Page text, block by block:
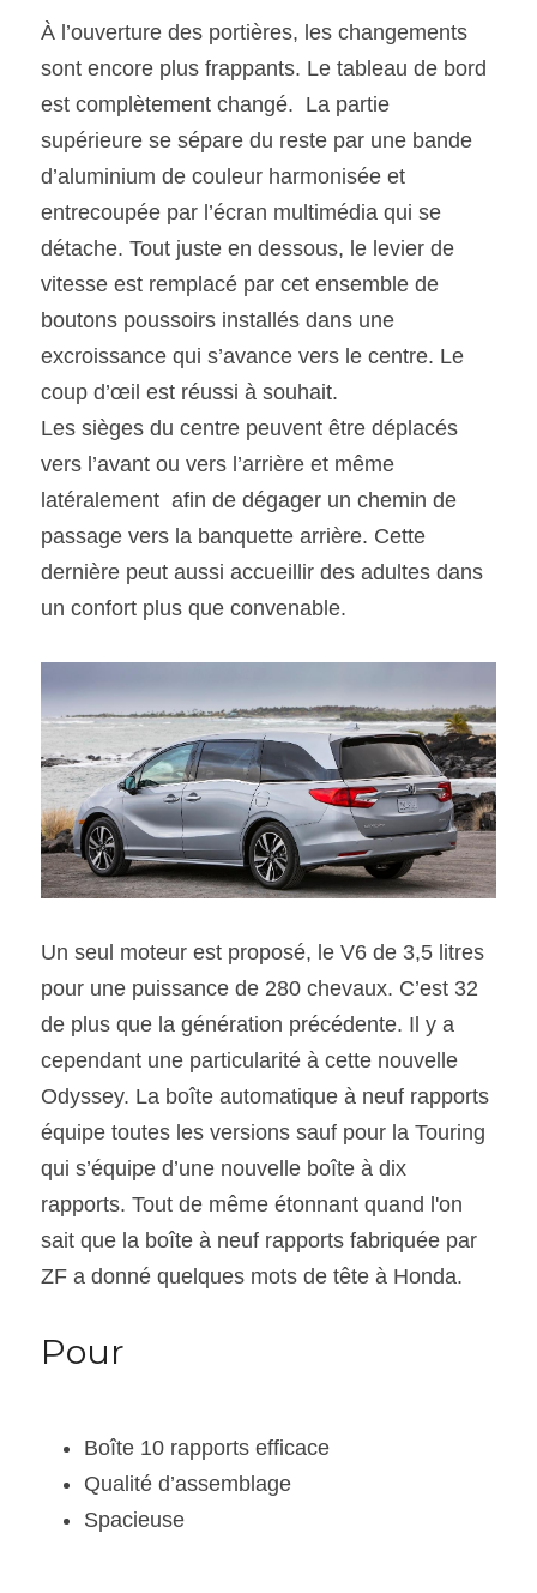
À l’ouverture des portières, les changements
sont encore plus frappants. Le tableau de bord
est complètement changé.  La partie
supérieure se sépare du reste par une bande
d’aluminium de couleur harmonisée et
entrecoupée par l’écran multimédia qui se
détache. Tout juste en dessous, le levier de
vitesse est remplacé par cet ensemble de
boutons poussoirs installés dans une
excroissance qui s’avance vers le centre. Le
coup d’œil est réussi à souhait.
Les sièges du centre peuvent être déplacés
vers l’avant ou vers l’arrière et même
latéralement  afin de dégager un chemin de
passage vers la banquette arrière. Cette
dernière peut aussi accueillir des adultes dans
un confort plus que convenable.
Un seul moteur est proposé, le V6 de 3,5 litres
pour une puissance de 280 chevaux. C’est 32
de plus que la génération précédente. Il y a
cependant une particularité à cette nouvelle
Odyssey. La boîte automatique à neuf rapports
équipe toutes les versions sauf pour la Touring
qui s’équipe d’une nouvelle boîte à dix
rapports. Tout de même étonnant quand l'on
sait que la boîte à neuf rapports fabriquée par
ZF a donné quelques mots de tête à Honda.
Pour
Boîte 10 rapports efficace
Qualité d’assemblage
Spacieuse